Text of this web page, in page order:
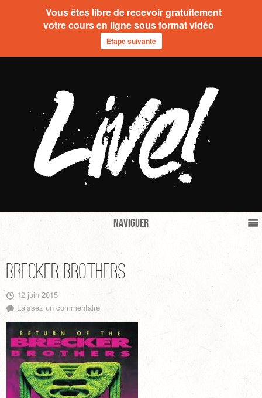
Naviguer
Brecker brothers
12 juin 2015
Laissez un commentaire
Vous êtes libre de recevoir gratuitement
votre cours en ligne sous format vidéo
Étape suivante